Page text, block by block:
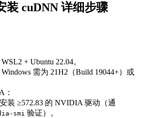
装 cuDNN 详细步骤​​
+ Ubuntu 22.04​​。
需为 ​​21H2（Build 19044+）或
：
装 ​​≥572.83​​ 的 NVIDIA 驱动（通
smi 验证）。